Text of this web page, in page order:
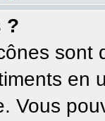
?
en
Vous